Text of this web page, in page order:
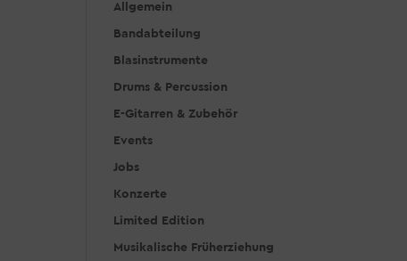
Allgemein
Bandabteilung
Blasinstrumente
Drums & Percussion
E-Gitarren & Zubehör
Events
Jobs
Konzerte
Limited Edition
Musikalische Früherziehung